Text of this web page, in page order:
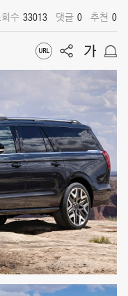
수 33013 댓글 0 추천 0